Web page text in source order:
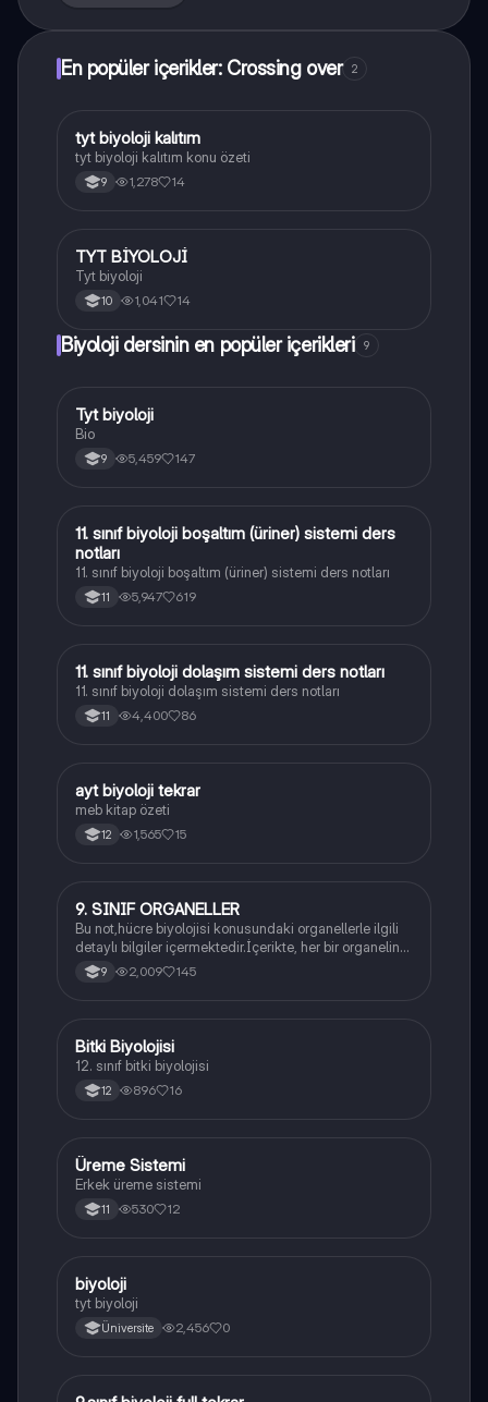
En popüler içerikler: Crossing over 2
Biyoloji
tyt biyoloji kalıtım
tyt biyoloji kalıtım konu özeti
9 1,278 14
Biyoloji
TYT BİYOLOJİ
Tyt biyoloji
10 1,041 14
Biyoloji dersinin en popüler içerikleri 9
Biyoloji
Tyt biyoloji
Bio
9 5,459 147
Biyoloji
11. sınıf biyoloji boşaltım (üriner) sistemi ders
notları
11. sınıf biyoloji boşaltım (üriner) sistemi ders notları
11 5,947 619
Biyoloji
11. sınıf biyoloji dolaşım sistemi ders notları
11. sınıf biyoloji dolaşım sistemi ders notları
11 4,400 86
Biyoloji
ayt biyoloji tekrar
meb kitap özeti
12 1,565 15
Biyoloji
9. SINIF ORGANELLER
Bu not,hücre biyolojisi konusundaki organellerle ilgili
detaylı bilgiler içermektedir.İçerikte, her bir organelin
yapısı,fonksiyonları ve hücre içindeki rolü
açıklanmaktadır.
9 2,009 145
Biyoloji
Bitki Biyolojisi
12. sınıf bitki biyolojisi
12 896 16
Biyoloji
Üreme Sistemi
Erkek üreme sistemi
11 530 12
BBiyoloji
biyoloji
tyt biyoloji
Üniversite 2,456 0